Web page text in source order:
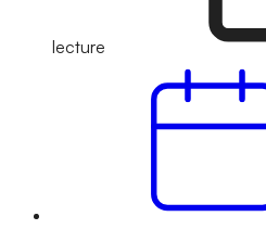
lecture